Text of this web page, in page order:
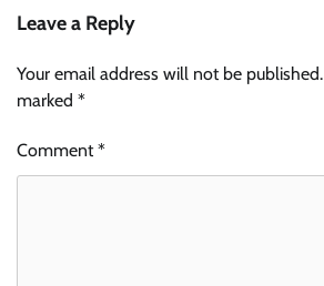
Leave a Reply
Your email address will not be published.
marked *
Comment*